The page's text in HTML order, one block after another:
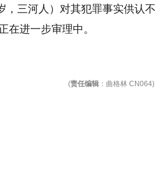
，三河人）对其犯罪事实供认不
在进一步审理中。
(责任编辑 ：曲格林 CN064)